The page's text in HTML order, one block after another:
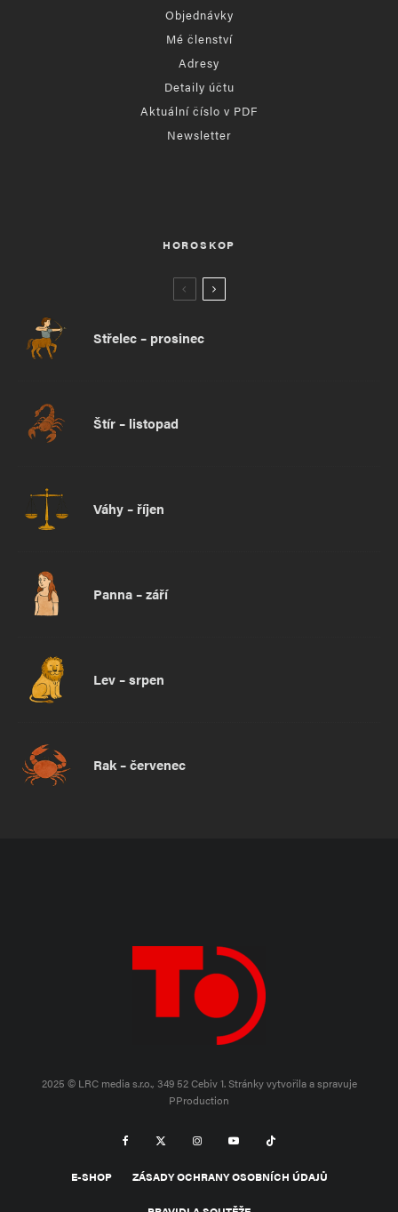
Objednávky
Mé členství
Adresy
Detaily účtu
Aktuální číslo v PDF
Newsletter
HOROSKOP
Střelec – prosinec
Štír – listopad
Váhy – říjen
Panna – září
Lev – srpen
Rak – červenec
2025 © LRC media s.r.o., 349 52 Cebiv 1.Stránky vytvořila a spravuje
PProduction
E-SHOP ZÁSADY OCHRANY OSOBNÍCH ÚDAJŮ